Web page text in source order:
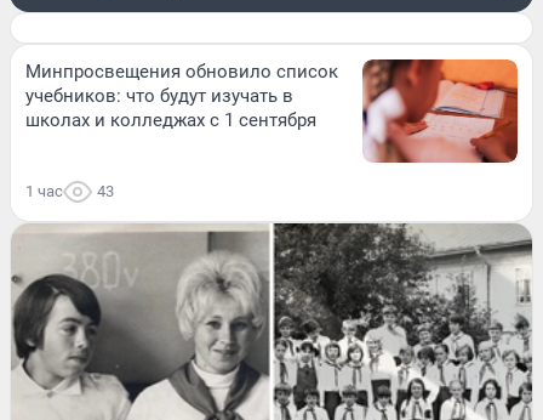
Минпросвещения обновило список
учебников: что будут изучать в
школах и колледжах с 1 сентября
1 час 43